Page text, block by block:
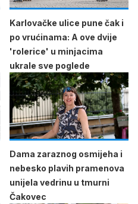
Karlovačke ulice pune čak i
po vrućinama: A ove dvije
'rolerice' u minjacima
ukrale sve poglede
Dama zaraznog osmijeha i
nebesko plavih pramenova
unijela vedrinu u tmurni
Čakovec